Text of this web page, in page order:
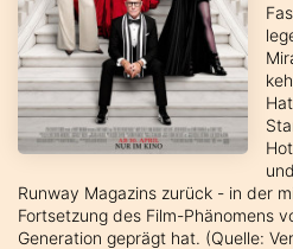
Runway Magazins zurück - in der
Fortsetzung des Film-Phänomens
Generation geprägt hat. (Quelle: